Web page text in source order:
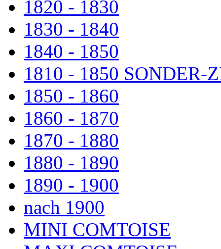
1820 - 1830
1830 - 1840
1840 - 1850
1810 - 1850 SONDER-
1850 - 1860
1860 - 1870
1870 - 1880
1880 - 1890
1890 - 1900
nach 1900
MINI COMTOISE